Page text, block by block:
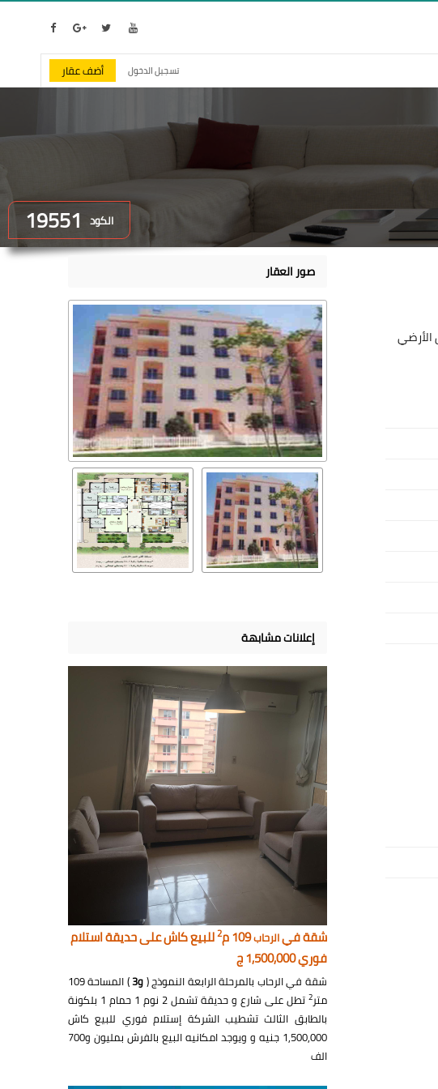
تسجيل الدخول أضف عقار
الكود 19551
بالطابق الأرضي
صور العقار
إعلانات مشابهة
شقة فيالرحاب109 م 2للبيع كاش على حديقة استلام
فوري 1,500,000 ج
شقة في الرحاب بالمرحلة الرابعة النموذج (و3
) المساحة 109
متر2
تطل على شارع و حديقة تشمل 2 نوم 1 حمام 1 بلكونة
بالطابق الثالث تشطيب الشركة إستلام فوري للبيع كاش
1,500,000 جنيه و ويوجد امكانيه البيع بالفرش بمليون و700
الف